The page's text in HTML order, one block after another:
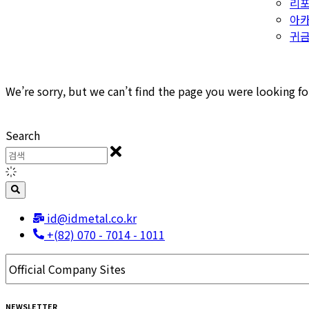
아
귀
We’re sorry, but we can’t find the page you were looking
Search
id@idmetal.co.kr
+(82) 070 - 7014 - 1011
NEWSLETTER